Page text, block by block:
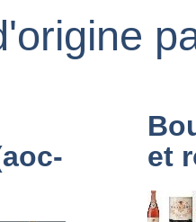
et